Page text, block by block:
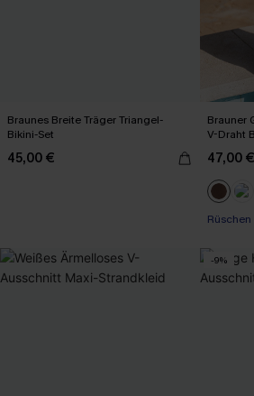
Braunes Breite Träger Triangel-
Bikini-Set
45,00 €
Brauner
V-Draht
47,00 €
Rüschen
-9%